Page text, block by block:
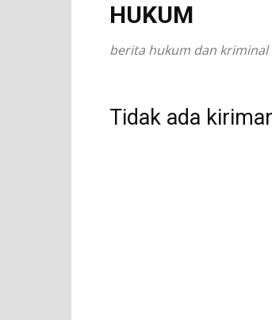
HUKUM
berita hukum dan
Tidak ada